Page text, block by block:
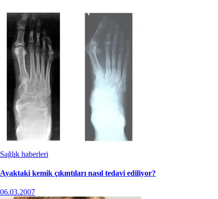
Sağlık haberleri
Ayaktaki kemik çıkıntıları nasıl tedavi ediliyor?
06.03.2007